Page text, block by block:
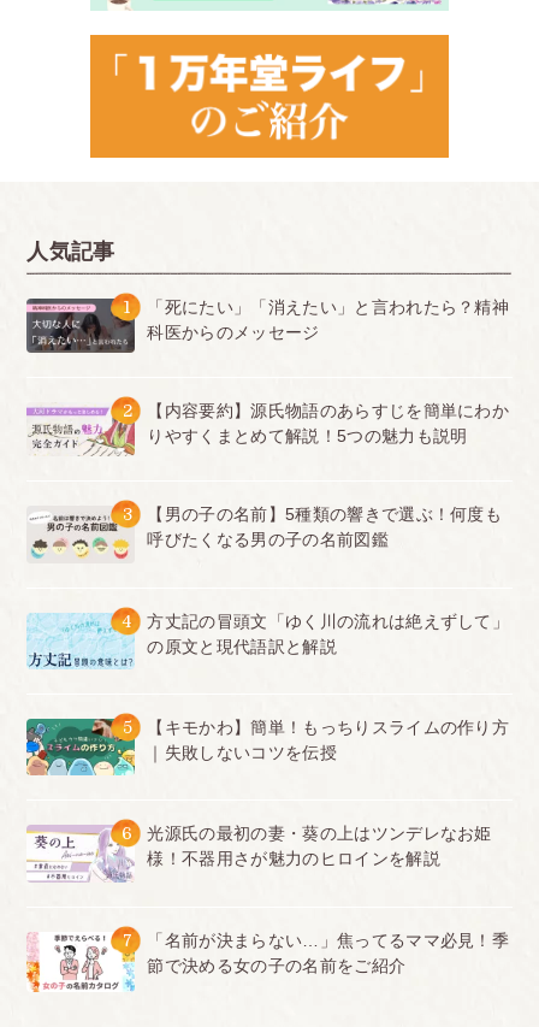
人気記事
1
「死にたい」「消えたい」と言われたら？精神
科医からのメッセージ
2
【内容要約】源氏物語のあらすじを簡単にわか
りやすくまとめて解説！5つの魅力も説明
3
【男の子の名前】5種類の響きで選ぶ！何度も
呼びたくなる男の子の名前図鑑
4
方丈記の冒頭文「ゆく川の流れは絶えずして」
の原文と現代語訳と解説
5
【キモかわ】簡単！もっちりスライムの作り方
｜失敗しないコツを伝授
6
光源氏の最初の妻・葵の上はツンデレなお姫
様！不器用さが魅力のヒロインを解説
7
「名前が決まらない…」焦ってるママ必見！季
節で決める女の子の名前をご紹介